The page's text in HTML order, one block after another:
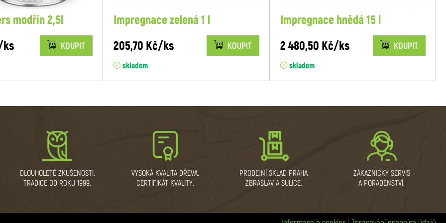
modřín 2,5l
ks KOUPIT
Impregnace zelená 1 l
205,70 Kč/ks KOUPIT
skladem
Impregnace hnědá 15 l
2 480,50 Kč/ks KOUPIT
skladem
DLOUHOLETÉ ZKUŠENOSTI.
TRADICE OD ROKU 1999.
VYSOKÁ KVALITA DŘEVA.
CERTIFIKÁT KVALITY.
PRODEJNÍ SKLAD PRAHA
ZBRASLAV A SULICE.
ZÁKAZNICKÝ SERVIS
A PORADENSTVÍ.